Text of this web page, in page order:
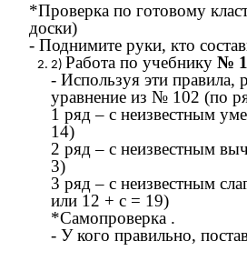
*Проверка по готовому
доски)
- Поднимите руки, кто
Работа по учебнику №
- Используя эти правила,
уравнение из № 102 (по
1 ряд – с неизвестным
14)
2 ряд – с неизвестным
3)
3 ряд – с неизвестным
или 12 + с = 19)
*Самопроверка .
- У кого правильно,